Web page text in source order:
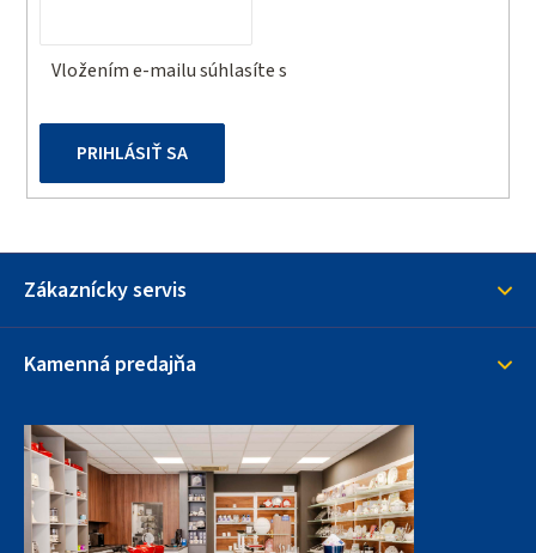
k
p
s
Vložením e-mailu súhlasíte s
PRIHLÁSIŤ SA
Zákaznícky servis
Kamenná predajňa